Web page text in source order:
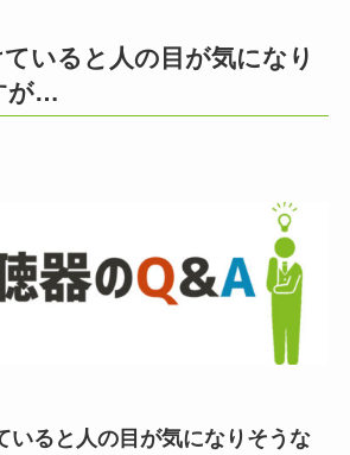
いると人の目が気になり
が…
いると人の目が気になりそうな